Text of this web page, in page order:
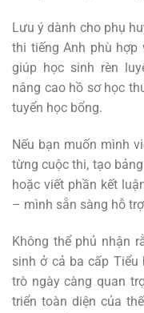
Lưu ý dành cho phụ
thi tiếng Anh phù
giúp học sinh rèn
nâng cao hồ sơ học
tuyển học bổng.
Nếu bạn muốn mình
từng cuộc thi, tạo
hoặc viết phần kết
– mình sẵn sàng hỗ
Không thể phủ nhận
sinh ở cả ba cấp Tiểu
trò ngày càng quan
triển toàn diện của